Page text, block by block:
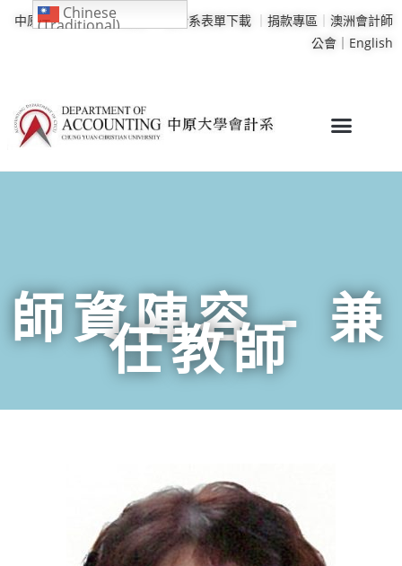
中原大學｜學校行事曆 會計系表單下載 ｜ 捐款專區 ｜ 澳洲會計師
公會｜ English
師資陣容 - 兼
任教師
Chinese
(Traditional)